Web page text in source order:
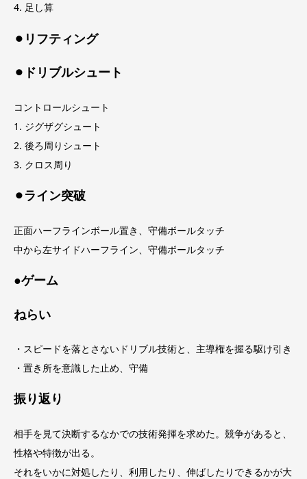
4. 足し算
⚫︎リフティング
⚫︎ドリブルシュート
コントロールシュート
1. ジグザグシュート
2. 後ろ周りシュート
3. クロス周り
⚫︎ライン突破
正面ハーフラインボール置き、守備ボールタッチ
中から左サイドハーフライン、守備ボールタッチ
●ゲーム
ねらい
・スピードを落とさないドリブル技術と、主導権を握る駆け引き
・置き所を意識した止め、守備
振り返り
相手を見て決断するなかでの技術発揮を求めた。競争があると、
性格や特徴が出る。
それをいかに対処したり、利用したり、伸ばしたりできるかが大